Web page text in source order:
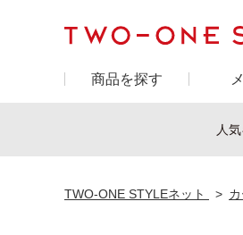
商品を探す
人
TWO-ONE STYLEネット